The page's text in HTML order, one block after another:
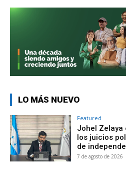
LO MÁS NUEVO
Featured
Johel Zelaya
los juicios
de
7 de agosto de 2026